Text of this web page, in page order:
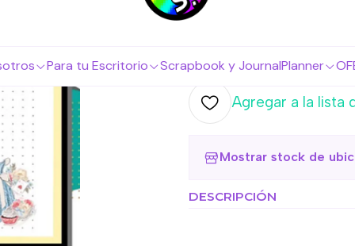
Para tu Escritorio Scrapbook y JournalPlanner
Fichas
Cantidad
Agregar a la lista
Mostrar stock de
DESCRIPCIÓN